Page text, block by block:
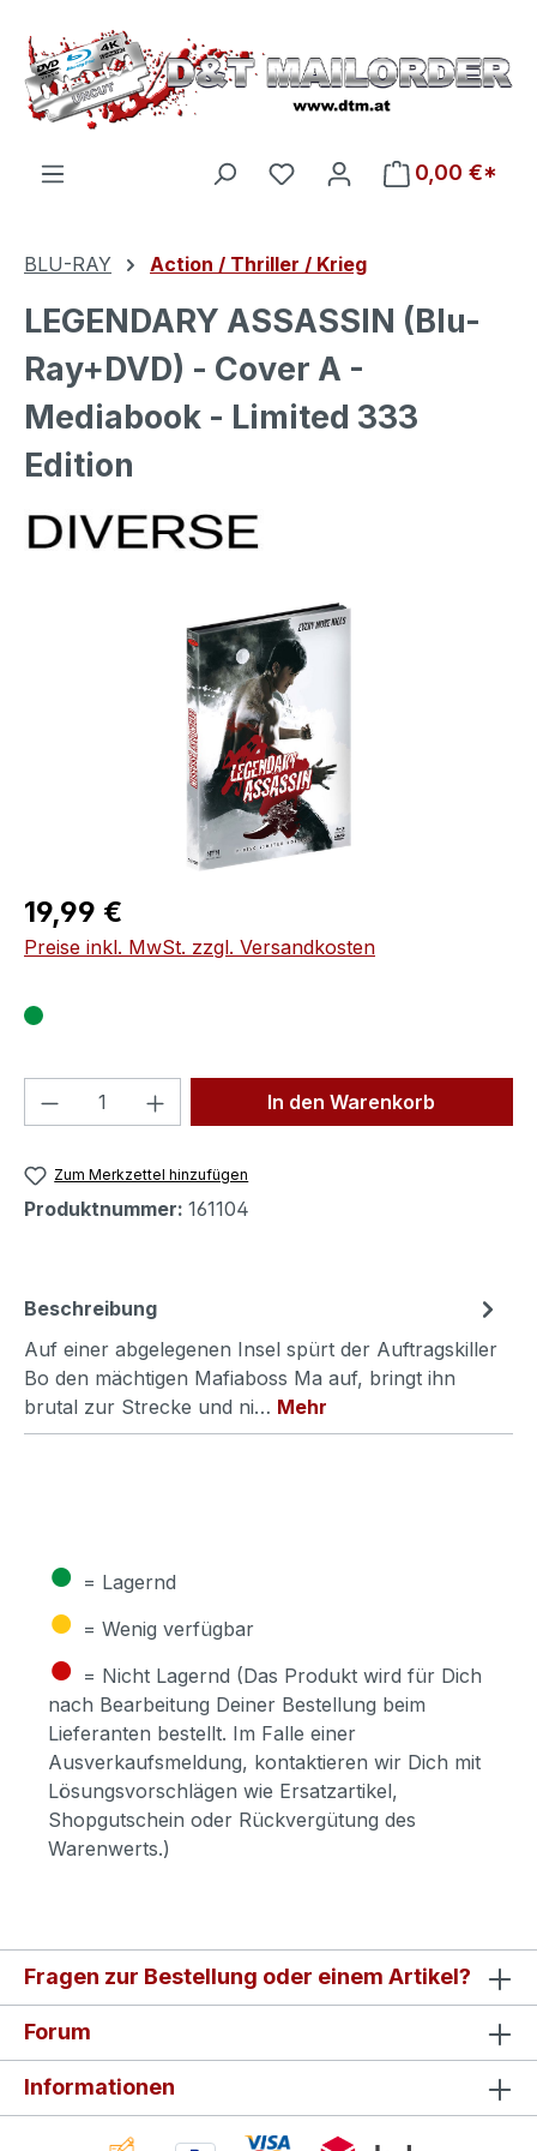
Zum Hauptinhalt springen
Du hast 0 Produkte auf
0,00 €*
BLU-RAY Action / Thriller / Krieg
LEGENDARY ASSASSIN (Blu-
Ray+DVD) - Cover A -
Mediabook - Limited 333
Edition
Bildergalerie überspringen
Regulärer Preis:
19,99 €
Preise inkl. MwSt. zzgl. Versandkosten
Produkt Anzahl: Gib denIn den Warenkorb
Zum Merkzettel hinzufügen
Produktnummer: 161104
Beschreibung
Auf einer abgelegenen Insel spürt der Auftragskiller
Bo den mächtigen Mafiaboss Ma auf, bringt ihn
brutal zur Strecke und ni… Mehr
● = Lagernd
● = Wenig verfügbar
● = Nicht Lagernd (Das Produkt wird für Dich
nach Bearbeitung Deiner Bestellung beim
Lieferanten bestellt. Im Falle einer
Ausverkaufsmeldung, kontaktieren wir Dich mit
Lösungsvorschlägen wie Ersatzartikel,
Shopgutschein oder Rückvergütung des
Warenwerts.)
Fragen zur Bestellung oder einem Artikel?
Forum
Informationen